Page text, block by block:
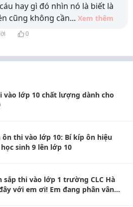
hay gì đó nhìn nó là biết là
cũng không cần... Xem thêm
0
vào lớp 10 chất lượng dành cho
ôn thi vào lớp 10: Bí kíp ôn hiệu
sinh 9 lên lớp 10
sắp thi vào lớp 1 trường CLC Hà
với em ơi! Em đang phân vân